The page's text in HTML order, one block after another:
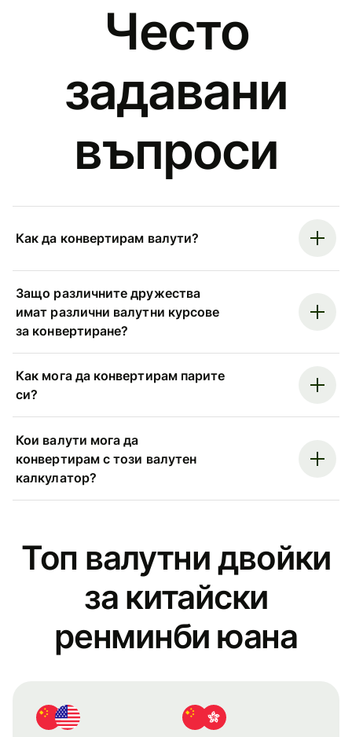
Често
задавани
въпроси
Как да конвертирам валути?
Защо различните дружества
имат различни валутни курсове
за конвертиране?
Как мога да конвертирам парите
си?
Кои валути мога да
конвертирам с този валутен
калкулатор?
Топ валутни двойки
за китайски
ренминби юана